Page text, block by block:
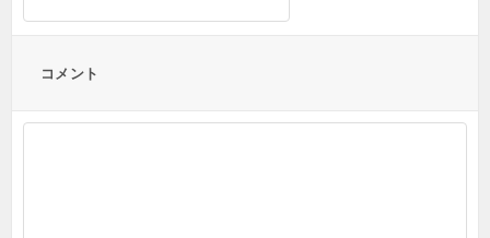
コメント